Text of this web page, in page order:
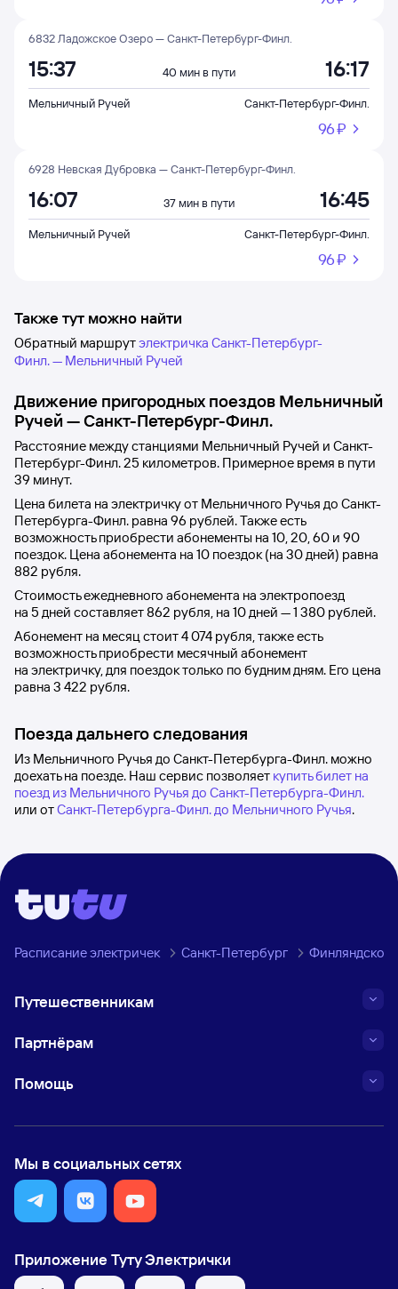
6832 Ладожское Озеро — Санкт-Петербург-Финл.
15:37 40 мин в пути 16:17
Мельничный Ручей Санкт-Петербург-Финл.
96 ⁠₽
6928 Невская Дубровка — Санкт-Петербург-Финл.
16:07 37 мин в пути 16:45
Мельничный Ручей Санкт-Петербург-Финл.
96 ⁠₽
Также тут можно найти
Обратный маршрутэлектричка Санкт-Петербург-
Финл. — Мельничный Ручей
Движение пригородных поездов Мельничный
Ручей—Санкт-Петербург-Финл.
Расстояние между станциями Мельничный Ручей и Санкт-
Петербург-Финл.25 километров. Примерное время в пути
39 минут.
Цена билета на электричку от Мельничного Ручья до Санкт-
Петербурга-Финл. равна 96 рублей. Также есть
возможность приобрести абонементы на 10, 20, 60 и 90
поездок. Цена абонемента на 10 поездок (на 30 дней) равна
882 рубля.
Стоимость ежедневного абонемента на электропоезд
на 5 дней составляет862 рубля, на 10 дней —1 380 рублей.
Абонемент на месяц стоит4074 рубля, также есть
возможность приобрести месячный абонемент
на электричку, для поездок только по будним дням. Его цена
равна 3 422 рубля.
Поезда дальнего следования
Из Мельничного Ручья до Санкт-Петербурга-Финл. можно
доехать на поезде. Наш сервис позволяет купить билет на
поезд из Мельничного Ручья до Санкт-Петербурга-Финл.
или отСанкт-Петербурга-Финл. до Мельничного Ручья.
Расписание электричек Санкт-Петербург Финляндское
Путешественникам
Партнёрам
Помощь
Мы в социальных сетях
Приложение Туту Электрички